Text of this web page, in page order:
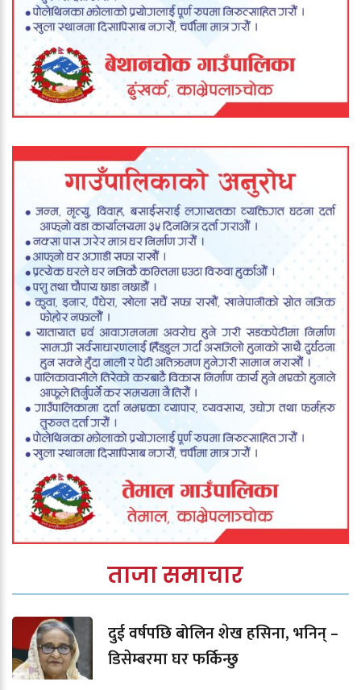
ताजा समाचार
दुई वर्षपछि बोलिन शेख हसिना, भनिन् –
डिसेम्बरमा घर फर्किन्छु